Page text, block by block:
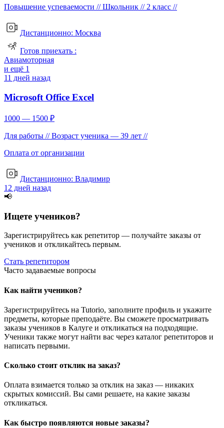
Повышение успеваемости //Школьник //2 класс //
Дистанционно: Москва
Готов приехать :
Авиамоторная
и ещё 1
11 дней назад
Microsoft Office Excel
1000 — 1500 ₽
Для работы //Возраст ученика — 39 лет //
Оплата от организации
Дистанционно: Владимир
12 дней назад
📢
Ищете учеников?
Зарегистрируйтесь как репетитор — получайте заказы от
учеников и откликайтесь первым.
Стать репетитором
Часто задаваемые вопросы
Как найти учеников?
Зарегистрируйтесь на Tutorio, заполните профиль и укажите
предметы, которые преподаёте. Вы сможете просматривать
заказы учеников в Калуге и откликаться на подходящие.
Ученики также могут найти вас через каталог репетиторов и
написать первыми.
Сколько стоит отклик на заказ?
Оплата взимается только за отклик на заказ — никаких
скрытых комиссий. Вы сами решаете, на какие заказы
откликаться.
Как быстро появляются новые заказы?